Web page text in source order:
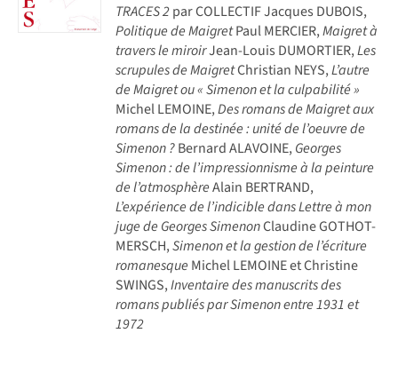
TRACES 2par COLLECTIF Jacques DUBOIS,
Politique de MaigretPaul MERCIER,Maigret à
travers le miroirJean-Louis DUMORTIER,Les
scrupules de MaigretChristian NEYS,L’autre
de Maigret ou « Simenon et la culpabilité »
Michel LEMOINE,Des romans de Maigret aux
romans de la destinée : unité de l’oeuvre de
Simenon ?Bernard ALAVOINE,Georges
Simenon : de l’impressionnisme à la peinture
de l’atmosphèreAlain BERTRAND,
L’expérience de l’indicible dans Lettre à mon
juge de Georges SimenonClaudine GOTHOT-
MERSCH,Simenon et la gestion de l’écriture
romanesque Michel LEMOINE et Christine
SWINGS,Inventaire des manuscrits des
romans publiés par Simenon entre 1931 et
1972